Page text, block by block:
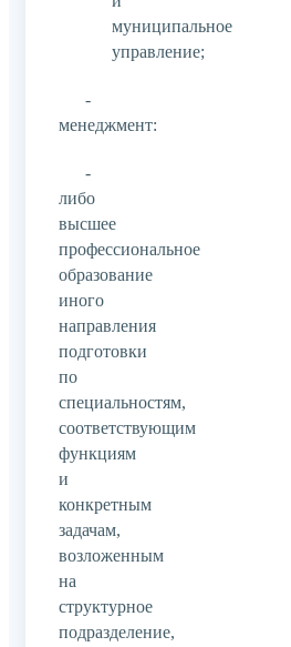
муниципальное
управление;
-
менеджмент:
-
либо
высшее
профессиональное
образование
иного
направления
подготовки
по
специальностям,
соответствующим
функциям
и
конкретным
задачам,
возложенным
на
структурное
подразделение,